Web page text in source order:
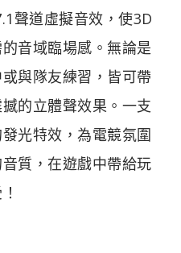
聲道虛擬音效，使3D
音域臨場感。無論是
與隊友練習，皆可帶
的立體聲效果。一支
光特效，為電競氛圍
質，在遊戲中帶給玩